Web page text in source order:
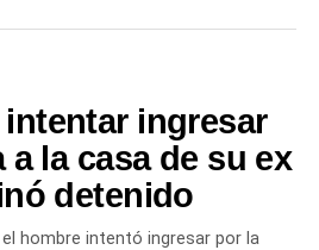
ingresar
a la casa de su ex
detenido
hombre intentó ingresar por la